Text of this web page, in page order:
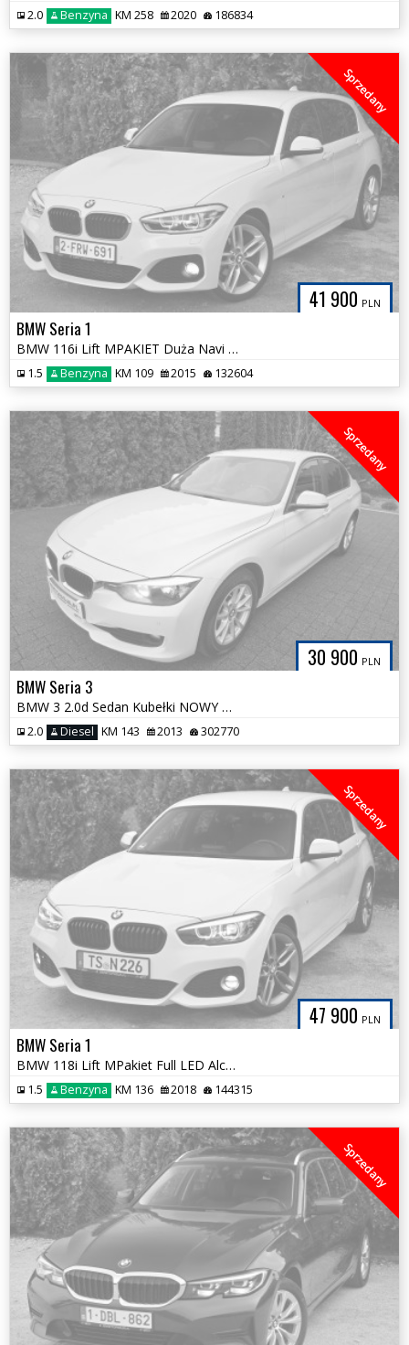
2.0 Benzyna KM 258 2020 186834
41 900 PLN
Sprzedany
BMW Seria 1
BMW 116i Lift MPAKIET Duża Navi Alcantara FULL LED 100% Bezwypadkowa
1.5 Benzyna KM 109 2015 132604
30 900 PLN
Sprzedany
BMW Seria 3
BMW 3 2.0d Sedan Kubełki NOWY ROZRZĄD Hak Klimatronik Bezwypadkowa
2.0 Diesel KM 143 2013 302770
47 900 PLN
Sprzedany
BMW Seria 1
BMW 118i Lift MPakiet Full LED Alcantara 18 Alpejska Biel Tylko 144tys
1.5 Benzyna KM 136 2018 144315
Sprzedany